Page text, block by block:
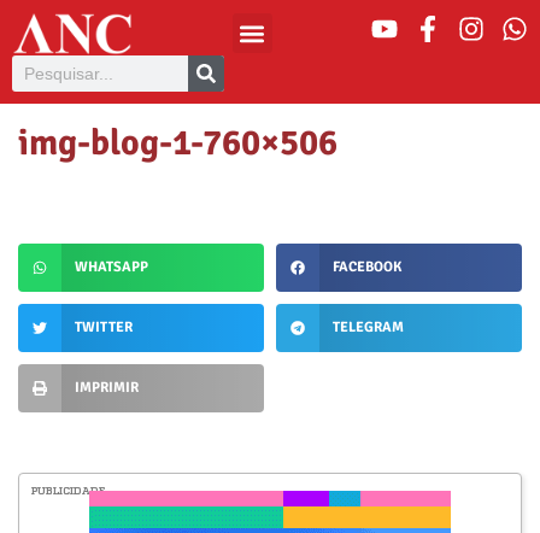
img-blog-1-760×506
WHATSAPP FACEBOOK
TWITTER TELEGRAM
IMPRIMIR
PUBLICIDADE